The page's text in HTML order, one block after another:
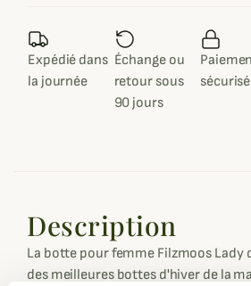
Expédié dans
la journée
Échange ou
retour sous
90 jours
sécurisé
Description
La botte pour femme Filzmoos Lady
des meilleures bottes d'hiver de la